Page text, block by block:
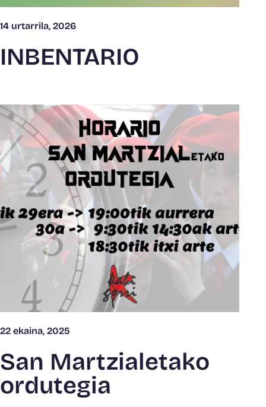
14 urtarrila, 2026
INBENTARIO
22 ekaina, 2025
San Martzialetako
ordutegia